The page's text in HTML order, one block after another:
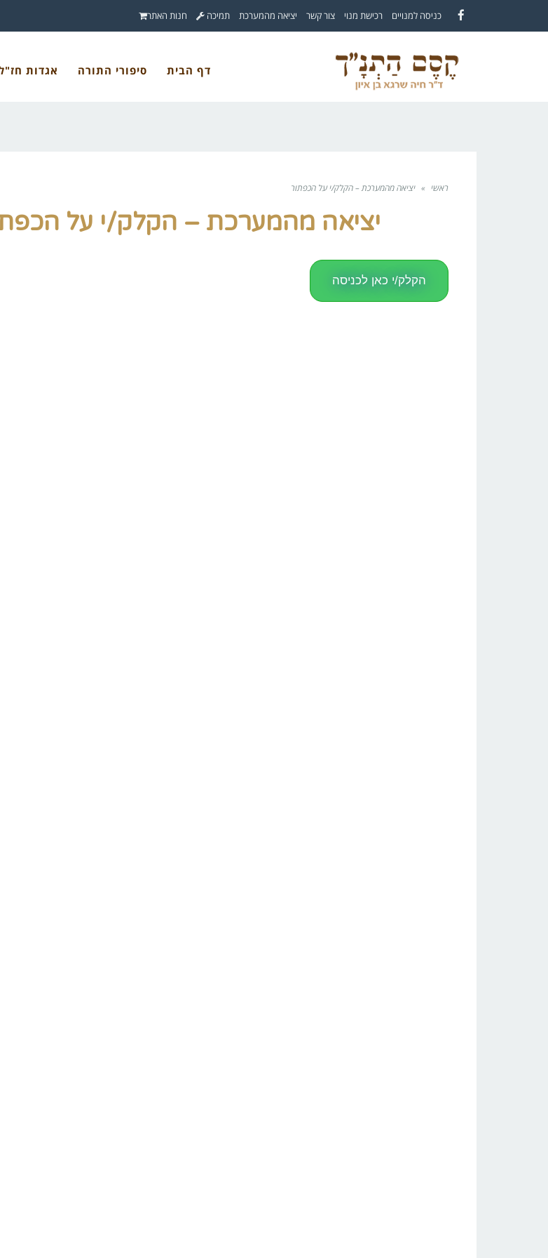
Facebook
כניסה למנויים רכישת מנוי צור קשר יציאה מהמערכת תמיכה חנות האתר
דף הבית סיפורי התורה אגדות
ראשי » יציאה מהמערכת – הקלק/י על הכפתור
יציאה מהמערכת – הקלק/י על
הקלק/י כאן לכניסה